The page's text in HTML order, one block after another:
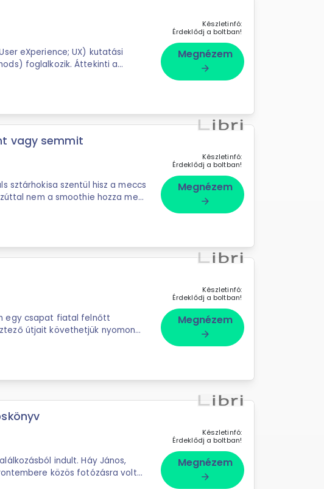
eXperience; UX) kutatási
foglalkozik. Áttekinti a
Készletinfó:
Érdeklődj a boltban!
Megnézem
arrow_forward
vagy semmit
sztárhokisa szentül hisz a meccs
nem a smoothie hozza meg
Készletinfó:
Érdeklődj a boltban!
Megnézem
arrow_forward
egy csapat fiatal felnőtt
útjait követhetjük nyomon
Készletinfó:
Érdeklődj a boltban!
Megnézem
arrow_forward
indult. Háy János,
közös fotózásra volt
Készletinfó:
Érdeklődj a boltban!
Megnézem
arrow_forward